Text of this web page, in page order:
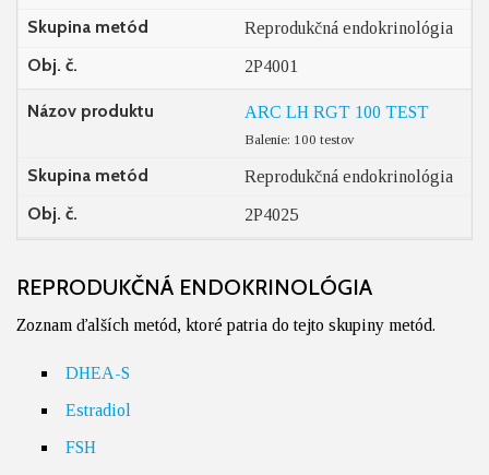
Skupina metód Reprodukčná endokrinológia
Obj. č. 2P4001
Názov produktu ARC LH RGT 100 TEST
Balenie: 100 testov
Skupina metód Reprodukčná endokrinológia
Obj. č. 2P4025
REPRODUKČNÁ ENDOKRINOLÓGIA
Zoznam ďalších metód, ktoré patria do tejto skupiny metód.
DHEA-S
Estradiol
FSH